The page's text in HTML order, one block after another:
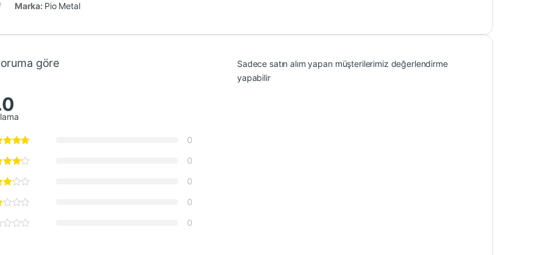
Marka: Pio Metal
göre
0
0
0
0
0
Sadece satın alım yapan müşterilerimiz değerlendirme
yapabilir